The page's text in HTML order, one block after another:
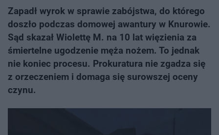
Zapadł wyrok w sprawie zabójstwa, do którego
doszło podczas domowej awantury w Knurowie.
Sąd skazał Wiolettę M. na 10 lat więzienia za
śmiertelne ugodzenie męża nożem. To jednak
nie koniec procesu. Prokuratura nie zgadza się
z orzeczeniem i domaga się surowszej oceny
czynu.